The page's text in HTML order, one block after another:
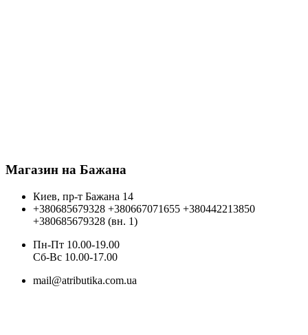
Магазин на Бажана
Киев, пр-т Бажана 14
+380685679328 +380667071655 +380442213850
+380685679328 (вн. 1)
Пн-Пт 10.00-19.00
Cб-Вс 10.00-17.00
mail@atributika.com.ua